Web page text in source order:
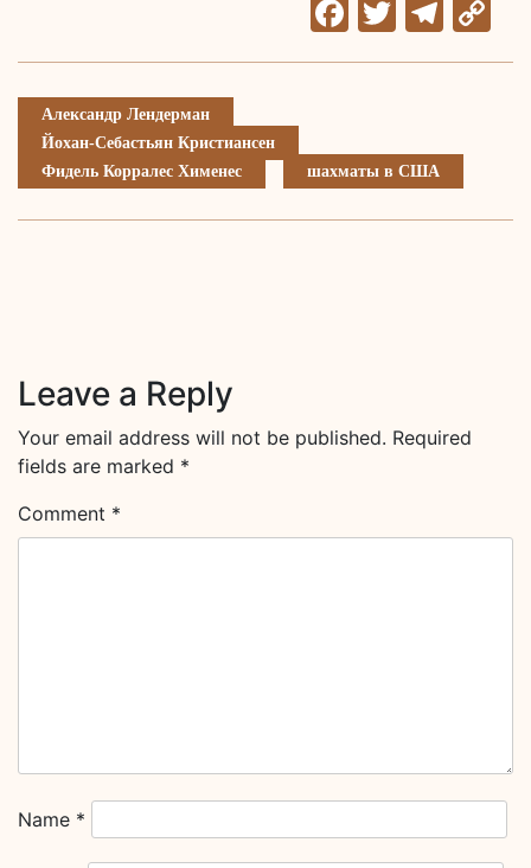
Facebook
Twitter
Александр Лендерман
Йохан-Себастьян Кристиансен
Фидель Корралес Хименес
шахматы в США
Leave a Reply
Your email address will not be published. Required
fields are marked *
Comment *
Name *